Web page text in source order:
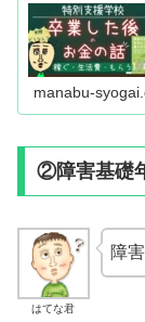
manabu-
②障害基礎
はてな君
障